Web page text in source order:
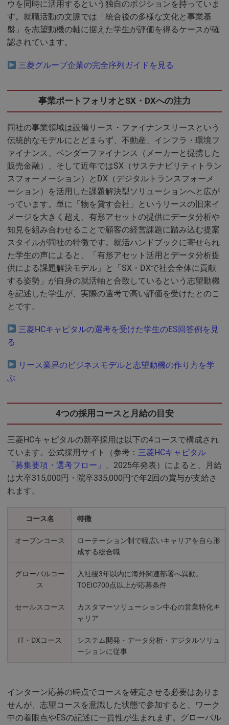
ウを同時に活用するという独自のポジションを持っていま
す。就職活動の文脈では「統合後の多様な文化と事業基
盤」を志望動機の軸に据えた学生が評価を得るケースが確
認されています。
三菱グループ企業の完全序列ガイドを見る
事業ポートフォリオとSX・DXへの注力
同社の事業領域は設備リース・ファイナンスリースという
伝統的なモデルにとどまらず、不動産、インフラ・環境フ
ァイナンス、ベンダーファイナンス（メーカーと提携した
販売金融）、そして近年ではSX（サステナビリティトラン
スフォーメーション）とDX（デジタルトランスフォーメ
ーション）を活用した課題解決型ソリューションへと広が
っています。単に「物を貸す会社」というリースの旧来イ
メージを大きく超え、有形アセットの提供にデータ分析や
知見を組み合わせることで顧客の経営課題に踏み込む提案
スタイルが同社の特徴です。就活ハンドブックに寄せられ
た学生の声によると、「有形アセット活用とデータ分析提
供による課題解決モデル」と「SX・DXで社会全体に貢献
する姿勢」が自身の就活軸と合致しているという志望動機
を記述した学生が、実際の選考で高い評価を受けたとのこ
とです。
三菱HCキャピタルの選考を受けた学生のES回答例を見
る
リース業界のビジネスモデルと志望動機の作り方を学
ぶ
4つの採用コースと月給の目安
三菱HCキャピタルの新卒採用は以下の4コースで構成され
ています。公式採用サイト（参考： 三菱HCキャピタル
「募集要項・選考フロー」 、2025年発表）によると、月給
は大卒315,000円・院卒335,000円で年2回の賞与が支給さ
れます。
コース名 特徴
オープンコース
ローテーション制で幅広いキャリアを自ら形
成する総合職
グローバルコー
ス
入社後3年以内に海外関連部署へ異動。
TOEIC700点以上が応募条件
セールスコース
カスタマーソリューション中心の営業特化キ
ャリア
IT・DXコース
システム開発・データ分析・デジタルソリュ
ーションに従事
インターン応募の時点でコースを確定させる必要はありま
せんが、志望コースを意識した状態で参加すると、ワーク
中の着眼点やESの記述に一貫性が生まれます。グローバル